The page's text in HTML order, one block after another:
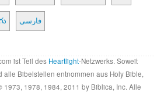
فارسی
ist Teil des Heartlight-Netzwerks. Soweit
alle Bibelstellen entnommen aus Holy Bible,
1978, 1984, 2011 by Biblica, Inc. Alle